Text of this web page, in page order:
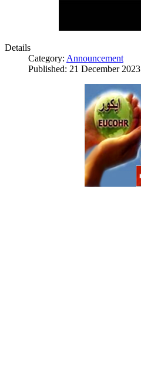
Details
Category: Announcement
Published: 21 December 2023